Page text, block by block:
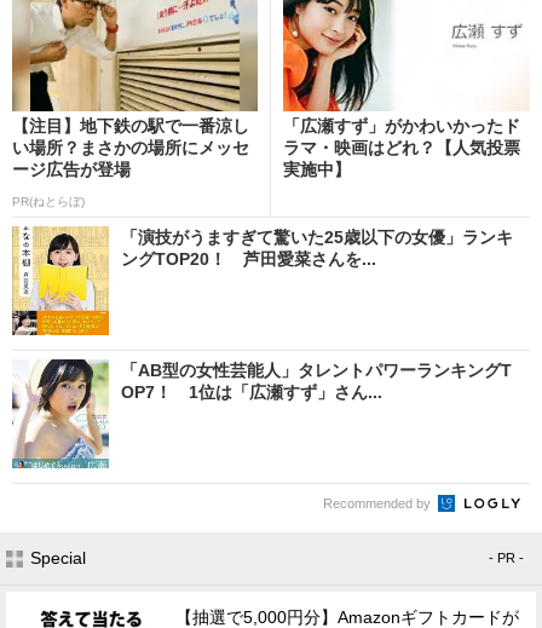
【注目】地下鉄の駅で一番涼し
い場所？まさかの場所にメッセ
ージ広告が登場
PR(ねとらぼ)
「広瀬すず」がかわいかったド
ラマ・映画はどれ？【人気投票
実施中】
「演技がうますぎて驚いた25歳以下の女優」ランキ
ングTOP20！ 芦田愛菜さんを...
「AB型の女性芸能人」タレントパワーランキングT
OP7！ 1位は「広瀬すず」さん...
Recommended by
Special - PR -
【抽選で5,000円分】Amazonギフトカードが